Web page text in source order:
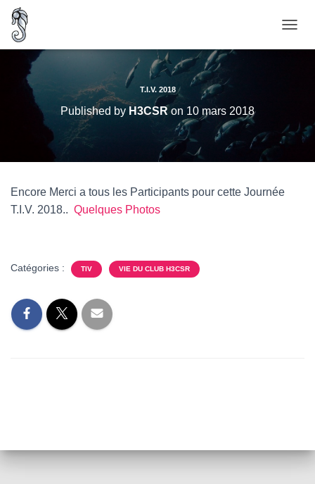
U
F
T.I.V. 2018
Published by H3CSR on 10 mars 2018
Encore Merci a tous les Participants pour cette Journée
T.I.V. 2018.. Quelques Photos
Catégories : TIV VIE DU CLUB H3CSR